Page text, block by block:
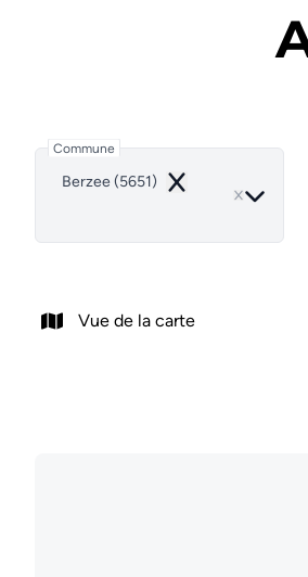
Commune
Berzee (5651)
Remove
Vue de la carte